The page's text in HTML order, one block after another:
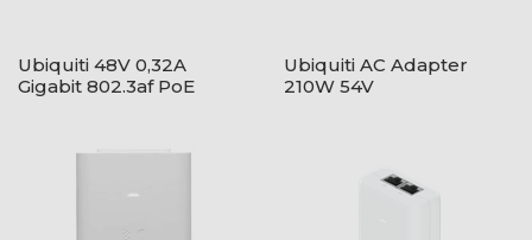
Ubiquiti 48V 0,32A
Gigabit 802.3af PoE
Ubiquiti AC Adapter
210W 54V